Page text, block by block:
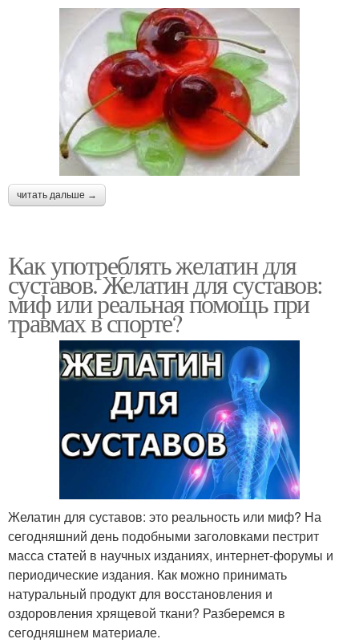
читать дальше →
Как употреблять желатин для
суставов. Желатин для суставов:
миф или реальная помощь при
травмах в спорте?
Желатин для суставов: это реальность или миф? На
сегодняшний день подобными заголовками пестрит
масса статей в научных изданиях, интернет-форумы и
периодические издания. Как можно принимать
натуральный продукт для восстановления и
оздоровления хрящевой ткани? Разберемся в
сегодняшнем материале.